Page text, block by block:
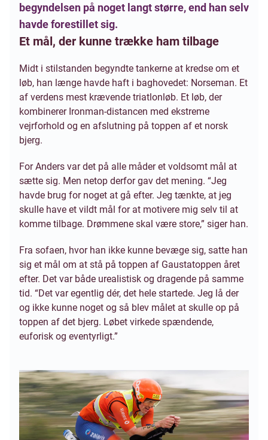
begyndelsen på noget langt større, end han selv
havde forestillet sig.
Et mål, der kunne trække ham tilbage
Midt i stilstanden begyndte tankerne at kredse om et
løb, han længe havde haft i baghovedet: Norseman. Et
af verdens mest krævende triatlonløb. Et løb, der
kombinerer Ironman-distancen med ekstreme
vejrforhold og en afslutning på toppen af et norsk
bjerg.
For Anders var det på alle måder et voldsomt mål at
sætte sig. Men netop derfor gav det mening. “Jeg
havde brug for noget at gå efter. Jeg tænkte, at jeg
skulle have et vildt mål for at motivere mig selv til at
komme tilbage. Drømmene skal være store,” siger han.
Fra sofaen, hvor han ikke kunne bevæge sig, satte han
sig et mål om at stå på toppen af Gaustatoppen året
efter. Det var både urealistisk og dragende på samme
tid. “Det var egentlig dér, det hele startede. Jeg lå der
og ikke kunne noget og så blev målet at skulle op på
toppen af det bjerg. Løbet virkede spændende,
euforisk og eventyrligt.”